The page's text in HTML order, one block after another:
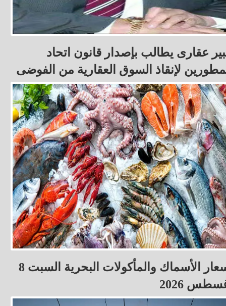
عقارى يطالب بإصدار قانون اتحاد
لإنقاذ السوق العقارية من الفوضى
أسعار الأسماك والمأكولات البحرية السبت 8
2026